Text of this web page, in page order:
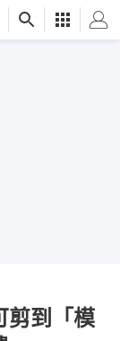
剪到「模